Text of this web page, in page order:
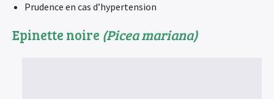
Prudence en cas d’hypertension
Epinette noire (Picea mariana)